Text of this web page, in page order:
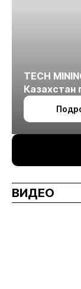
TECH
Казахстан
октября в
ВИДЕО